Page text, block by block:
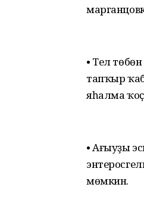
• Тел
тапҡыр
яһалма
• Ағыуҙы
мөмкин.